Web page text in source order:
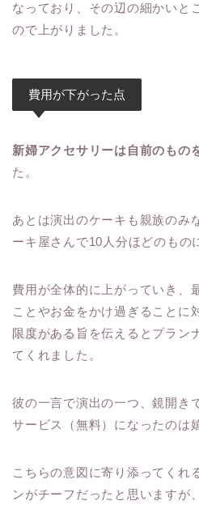
なっており、その辺の細かいと
ので上がりました。
費用が下がった点
新婦アクセサリーは自前のもの
た。
あとは演出のケーキも親族のみ
ーキ屋さんで10人分ほどのもの
費用が全体的に上がっていき、
ことやお金をかけ過ぎることに
限度がある 旨を伝えるとプラン
てくれました。
彼の一言で演出の一つ、鏡開き
サービス（無料）になったのは
こちらの意図に寄り添ってくれ
ンがチーフだったと思いますが